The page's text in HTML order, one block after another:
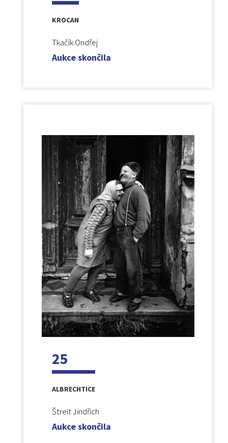
KROCAN
Tkačík Ondřej
Aukce skončila
25
ALBRECHTICE
Štreit Jindřich
Aukce skončila